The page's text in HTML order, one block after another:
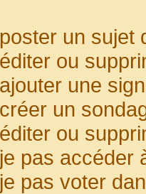
un sujet
ou
une
un
ou
pas accéder
pas voter